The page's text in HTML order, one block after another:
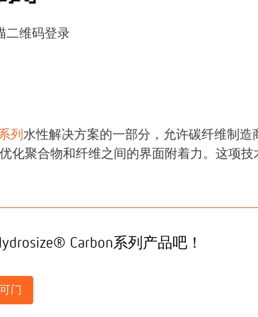
二维码登录
列 水性解决方案的一部分，允许碳纤维制造
化聚合物和纤维之间的界面附着力。这项技
Carbon系列产品吧！
门